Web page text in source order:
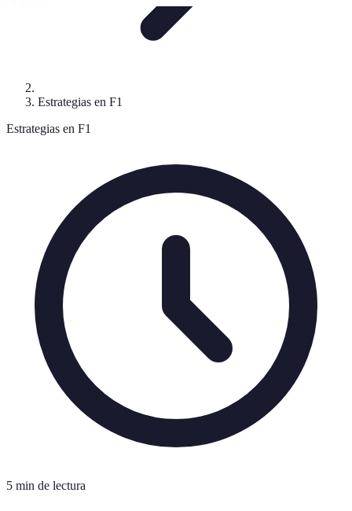
Estrategias en F1
Estrategias en F1
5 min de lectura